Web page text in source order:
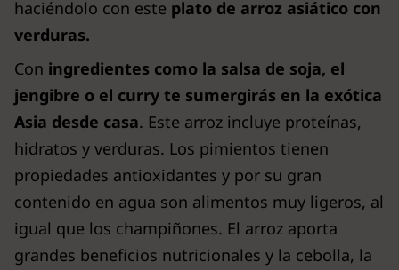
haciéndolo con este plato de arroz asiático con
verduras.
Con ingredientes como la salsa de soja, el
jengibre o el curry te sumergirás en la exótica
Asia desde casa. Este arroz incluye proteínas,
hidratos y verduras. Los pimientos tienen
propiedades antioxidantes y por su gran
contenido en agua son alimentos muy ligeros, al
igual que los champiñones. El arroz aporta
grandes beneficios nutricionales y la cebolla, la